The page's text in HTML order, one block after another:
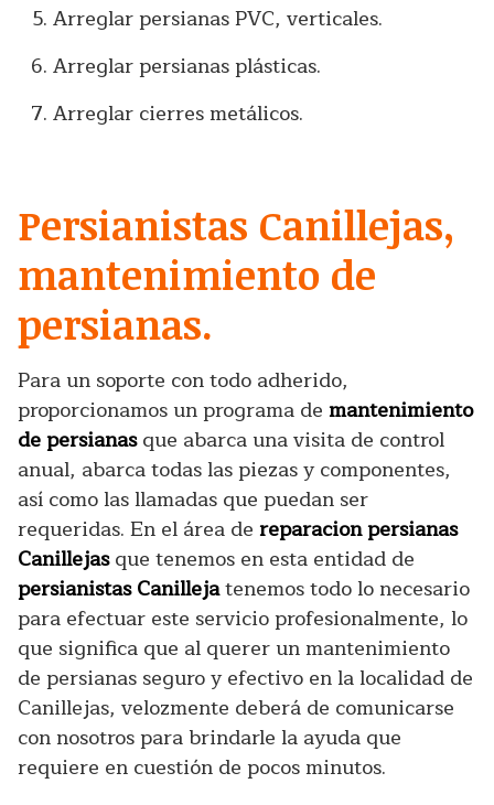
Arreglar persianas PVC, verticales.
Arreglar persianas plásticas.
Arreglar cierres metálicos.
Persianistas Canillejas,
mantenimiento de
persianas.
Para un soporte con todo adherido,
proporcionamos un programa de mantenimiento
de persianasque abarca una visita de control
anual, abarca todas las piezas y componentes,
así como las llamadas que puedan ser
requeridas. En el área de reparacion persianas
Canillejasque tenemos en esta entidad de
persianistas Canillejatenemos todo lo necesario
para efectuar este servicio profesionalmente, lo
que significa que al querer un mantenimiento
de persianas seguro y efectivo en la localidad de
Canillejas, velozmente deberá de comunicarse
con nosotros para brindarle la ayuda que
requiere en cuestión de pocos minutos.